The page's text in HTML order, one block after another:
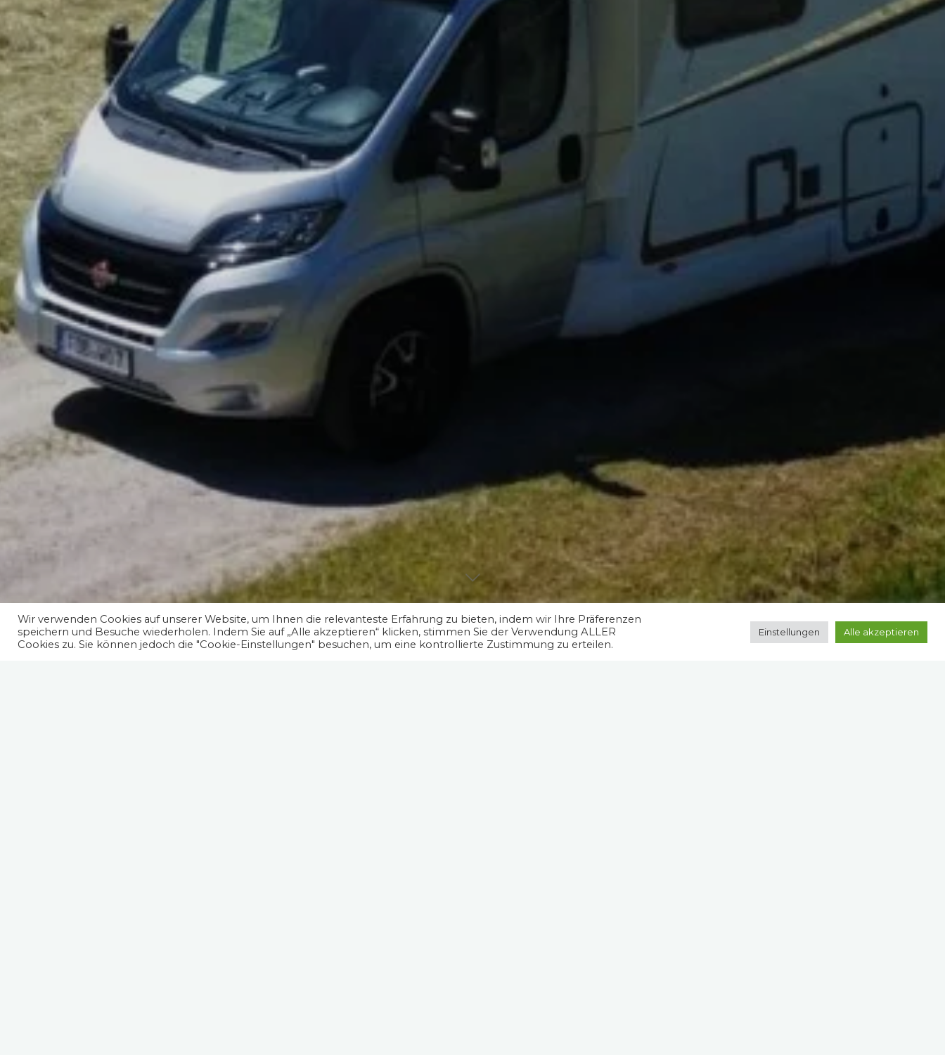
Wir verwenden Cookies auf unserer Website, um Ihnen die relevanteste Erfahrung zu bieten, indem wir Ihre Präferenzen
speichern und Besuche wiederholen. Indem Sie auf „Alle akzeptieren“ klicken, stimmen Sie der Verwendung ALLER
Cookies zu. Sie können jedoch die "Cookie-Einstellungen" besuchen, um eine kontrollierte Zustimmung zu erteilen.
Einstellungen Alle akzeptieren